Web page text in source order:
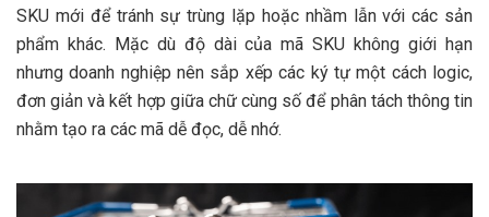
SKU mới để tránh sự trùng lặp hoặc nhầm lẫn với các sản
phẩm khác. Mặc dù độ dài của mã SKU không giới hạn
nhưng doanh nghiệp nên sắp xếp các ký tự một cách logic,
đơn giản và kết hợp giữa chữ cùng số để phân tách thông tin
nhằm tạo ra các mã dễ đọc, dễ nhớ.